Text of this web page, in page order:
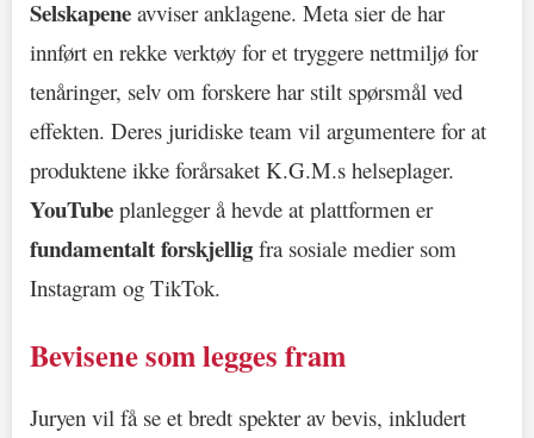
Selskapene avviser anklagene. Meta sier de har
innført en rekke verktøy for et tryggere nettmiljø for
tenåringer, selv om forskere har stilt spørsmål ved
effekten. Deres juridiske team vil argumentere for at
produktene ikke forårsaket K.G.M.s helseplager.
YouTube planlegger å hevde at plattformen er
fundamentalt forskjellig fra sosiale medier som
Instagram og TikTok.
Bevisene som legges fram
Juryen vil få se et bredt spekter av bevis, inkludert